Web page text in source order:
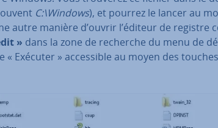
C:\Windows), et pourrez le lancer au
autre manière d’ouvrir l’éditeur de registre
» dans la zone de recherche du menu de
« Exécuter » ac­ces­sible au moyen des